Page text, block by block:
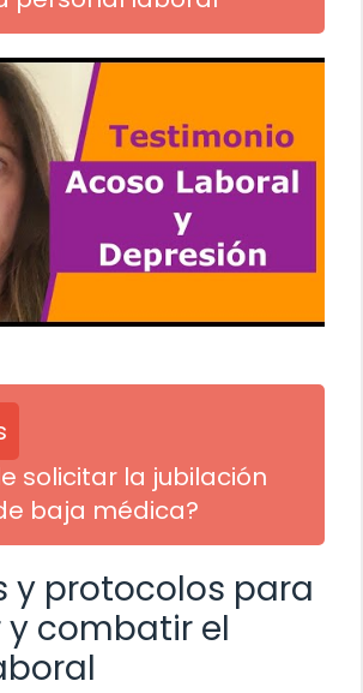
solicitar la jubilación
baja médica?
y protocolos para
y combatir el